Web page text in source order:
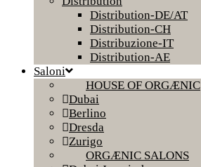
Distribution-DE/AT
Distribution-CH
Distribuzione-IT
Distribution-AE
Saloni
HOUSE OF ORGÆNIC
Dubai
Berlino
Dresda
Zurigo
ORGÆNIC SALONS